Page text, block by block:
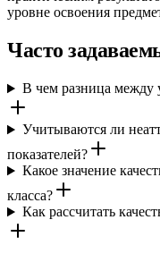
уровне освоения
Часто
В чем разница между
Учитываются ли
показателей?
Какое значение
класса?
Как рассчитать